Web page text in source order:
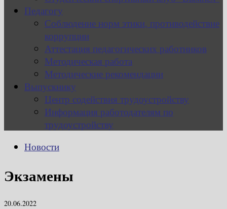
Педагогу
Соблюдение норм этики, противодействие
коррупции
Аттестация педагогических работников
Методическая работа
Методические рекомендации
Выпускнику
Центр содействия трудоустройству
Информация работодателям по
трудоустройству
Новости
Экзамены
20.06.2022